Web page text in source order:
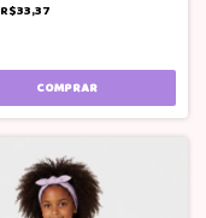
R$33,37
COMPRAR